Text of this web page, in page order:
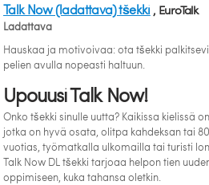
Talk Now (ladattava) tšekki , EuroTalk
Ladattava
Hauskaa ja motivoivaa: ota tšekki
pelien avulla nopeasti haltuun.
Upouusi Talk Now!
Onko tšekki sinulle uutta? Kaikissa kielissä
jotka on hyvä osata, olitpa kahdeksan tai
vuotias, työmatkalla ulkomailla tai turisti
Talk Now DL tšekki tarjoaa helpon tien
oppimiseen, kuka tahansa oletkin.